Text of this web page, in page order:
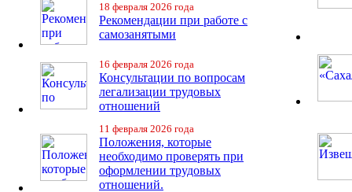
18 февраля 2026 года
Рекомендации при работе с
самозанятыми
16 февраля 2026 года
Консультации по вопросам
легализации трудовых
отношений
11 февраля 2026 года
Положения, которые
необходимо проверять при
оформлении трудовых
отношений.